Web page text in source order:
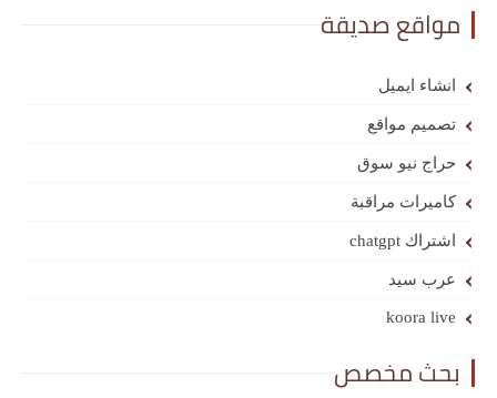
مواقع صديقة
انشاء ايميل
تصميم مواقع
حراج نيو سوق
كاميرات مراقبة
اشتراك chatgpt
عرب سيد
koora live
بحث مخصص